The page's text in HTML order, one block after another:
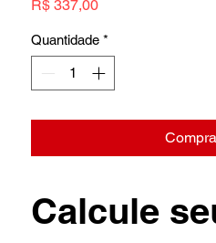
R$ 337,00Preço
Quantidade *
Calcule